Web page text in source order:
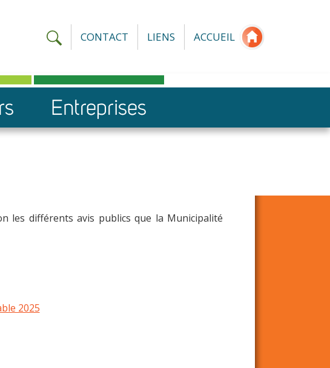
CONTACT LIENS ACCUEIL
les différents avis publics que la Municipalité
2025